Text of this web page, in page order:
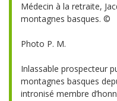
Médecin à la retraite,
montagnes basques. ©
Photo P. M.
Inlassable prospecteur
montagnes basques
intronisé membre